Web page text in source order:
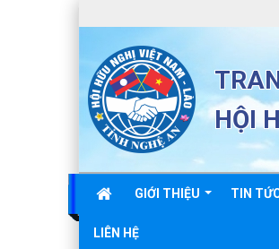
HỘI
GIỚI THIỆU TIN
LIÊN HỆ